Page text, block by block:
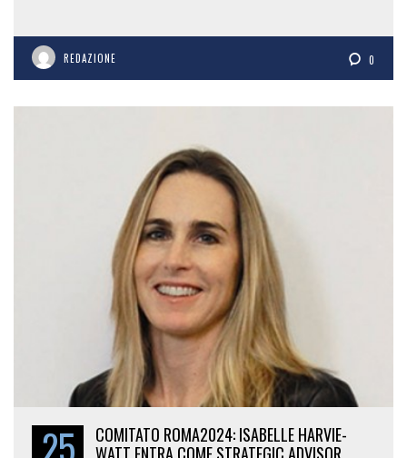
REDAZIONE 0
COMITATO ROMA2024: ISABELLE HARVIE-